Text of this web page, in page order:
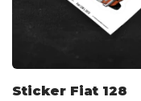
Sticker Fiat 128